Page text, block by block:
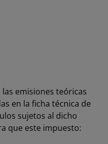
emisiones teóricas
en la ficha técnica de
sujetos al dicho
que este impuesto: